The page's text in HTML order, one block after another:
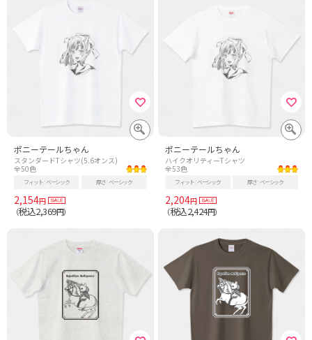
ポニーテールちゃん
スタンダードTシャツ(5.6オンス)
全50色
フィット ベーシック 厚さ ベーシック
2,154円
（税込2,369円）
ポニーテールちゃん
ハイクオリティーTシャツ
全53色
フィット ベーシック 厚さ ベーシック
2,204円
（税込2,424円）